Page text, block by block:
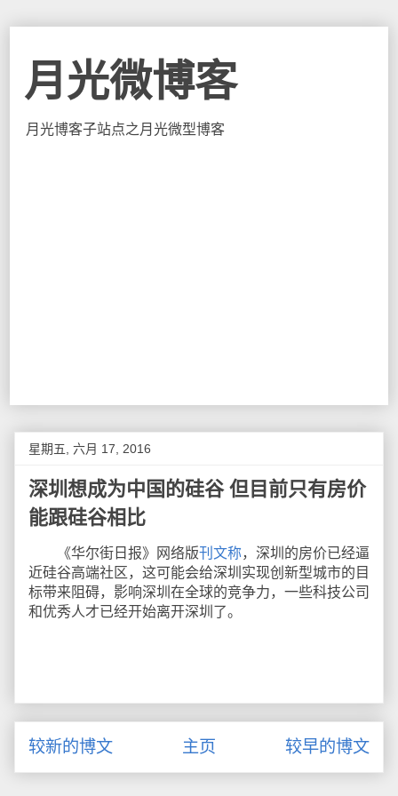
月光微博客
月光博客子站点之月光微型博客
星期五, 六月 17, 2016
深圳想成为中国的硅谷 但目前只有房价
能跟硅谷相比
《华尔街日报》网络版刊文称，深圳的房价已经逼
近硅谷高端社区，这可能会给深圳实现创新型城市的目
标带来阻碍，影响深圳在全球的竞争力，一些科技公司
和优秀人才已经开始离开深圳了。
较新的博文 较早的博文
主页